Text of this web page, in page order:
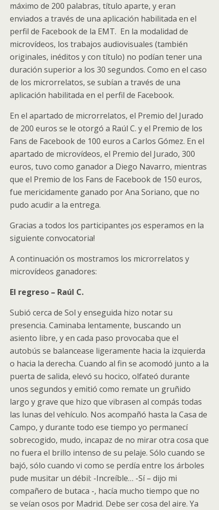
máximo de 200 palabras, título aparte, y eran
enviados a través de una aplicación habilitada en el
perfil de Facebook de la EMT. En la modalidad de
microvídeos, los trabajos audiovisuales (también
originales, inéditos y con título) no podían tener una
duración superior a los 30 segundos. Como en el caso
de los microrrelatos, se subían a través de una
aplicación habilitada en el perfil de Facebook.
En el apartado de microrrelatos, el Premio del Jurado
de 200 euros se le otorgó a Raúl C. y el Premio de los
Fans de Facebook de 100 euros a Carlos Gómez. En el
apartado de microvídeos, el Premio del Jurado, 300
euros, tuvo como ganador a Diego Navarro, mientras
que el Premio de los Fans de Facebook de 150 euros,
fue mericidamente ganado por Ana Soriano, que no
pudo acudir a la entrega.
Gracias a todos los participantes ¡os esperamos en la
siguiente convocatoria!
A continuación os mostramos los microrrelatos y
microvídeos ganadores:
El regreso – Raúl C.
Subió cerca de Sol y enseguida hizo notar su
presencia. Caminaba lentamente, buscando un
asiento libre, y en cada paso provocaba que el
autobús se balancease ligeramente hacia la izquierda
o hacia la derecha. Cuando al fin se acomodó junto a la
puerta de salida, elevó su hocico, olfateó durante
unos segundos y emitió como remate un gruñido
largo y grave que hizo que vibrasen al compás todas
las lunas del vehículo. Nos acompañó hasta la Casa de
Campo, y durante todo ese tiempo yo permanecí
sobrecogido, mudo, incapaz de no mirar otra cosa que
no fuera el brillo intenso de su pelaje. Sólo cuando se
bajó, sólo cuando vi como se perdía entre los árboles
pude musitar un débil: -Increíble… -Sí – dijo mi
compañero de butaca -, hacía mucho tiempo que no
se veían osos por Madrid. Debe ser cosa del aire. Ya